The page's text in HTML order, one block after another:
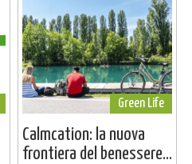
Green Life
Calmcation: la nuova
frontiera del benessere...